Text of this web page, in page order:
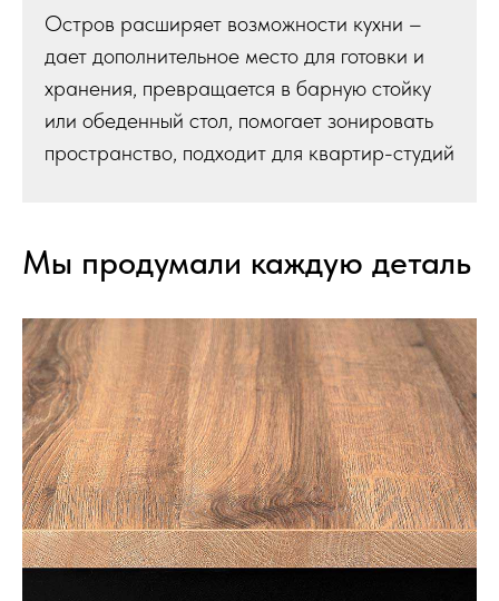
Остров расширяет возможности кухни –
дает дополнительное место для готовки и
хранения, превращается в барную стойку
или обеденный стол, помогает зонировать
пространство, подходит для квартир-студий
Мы продумали каждую деталь